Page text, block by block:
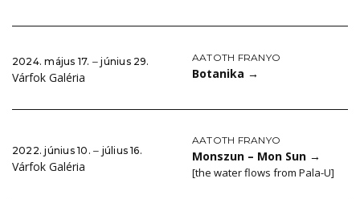
2024. május 17. ‒ június 29.
Várfok Galéria
AATOTH FRANYO
Botanika →
2022. június 10. ‒ július 16.
Várfok Galéria
AATOTH FRANYO
Monszun – Mon Sun →
[the water flows from Pala-U]